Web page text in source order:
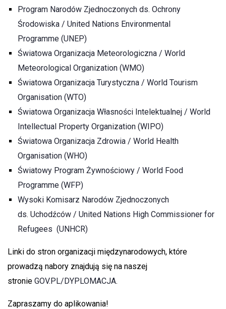
Program Narodów Zjednoczonych ds. Ochrony
Środowiska / United Nations Environmental
Programme (UNEP)
Światowa Organizacja Meteorologiczna / World
Meteorological Organization (WMO)
Światowa Organizacja Turystyczna / World Tourism
Organisation (WTO)
Światowa Organizacja Własności Intelektualnej / World
Intellectual Property Organization (WIPO)
Światowa Organizacja Zdrowia / World Health
Organisation (WHO)
Światowy Program Żywnościowy / World Food
Programme (WFP)
Wysoki Komisarz Narodów Zjednoczonych
ds. Uchodźców / United Nations High Commissioner for
Refugees (UNHCR)
Linki do stron organizacji międzynarodowych, które
prowadzą nabory znajdują się na naszej
stronie GOV.PL/DYPLOMACJA.
Zapraszamy do aplikowania!